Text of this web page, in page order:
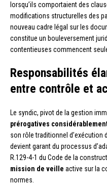
lorsqu’ils comportaient des
modifications structurelles des
nouveau cadre légal sur les
constitue un bouleversement
contentieuses commencent
Responsabilités
entre contrôle et
Le syndic, pivot de la gestion
prérogatives
son rôle traditionnel d’exécution
devient garant du processus
R.129-4-1 du Code de la
mission de veille active sur la
normes.